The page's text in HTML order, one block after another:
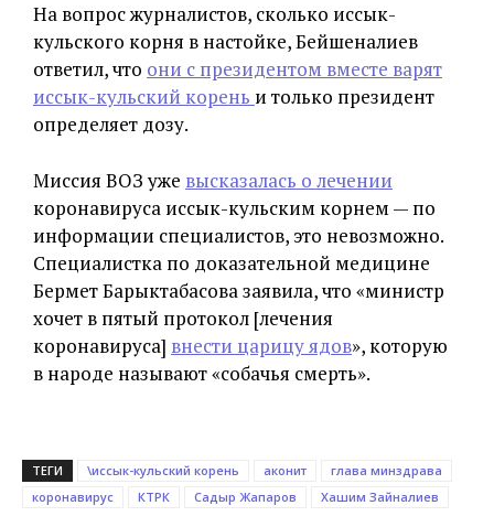
На вопрос журналистов, сколько иссык-
кульского корня в настойке, Бейшеналиев
ответил, что они с президентом вместе варят
иссык-кульский корень и только президент
определяет дозу.
Миссия ВОЗ уже высказалась о лечении
коронавируса иссык-кульским корнем — по
информации специалистов, это невозможно.
Специалистка по доказательной медицине
Бермет Барыктабасова заявила, что «министр
хочет в пятый протокол [лечения
коронавируса] внести царицу ядов», которую
в народе называют «собачья смерть».
ТЕГИ \иссык-кульский корень аконит
глава минздрава
коронавирус
КТРК Садыр Жапаров Хашим Зайналиев